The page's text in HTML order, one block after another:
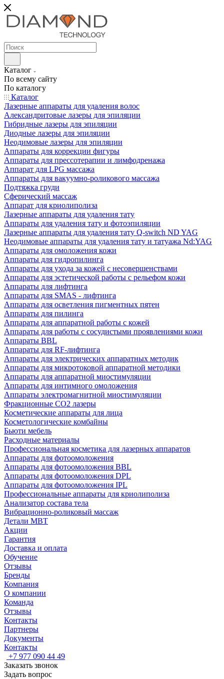
Каталог
По всему сайту
По каталогу
Каталог
Лазерные аппараты для удаления волос
Александритовые лазеры для эпиляции
Гибридные лазеры для эпиляции
Диодные лазеры для эпиляции
Неодимовые лазеры для эпиляции
Аппараты для коррекции фигуры
Аппараты для прессотерапии и лимфодренажа
Аппарат для LPG массажа
Аппараты для вакуумно-роликового массажа
Подтяжка груди
Сферический массаж
Аппарат для криолиполиза
Лазерные аппараты для удаления тату
Аппараты для удаления тату и фотоэпиляции
Лазерные аппараты для удаления тату Q-switch ND YAG
Неодимовые аппараты для удаления тату и татуажа Nd:YAG
Аппараты для омоложения кожи
Аппараты для гидропилинга
Аппараты для ухода за кожей с несовершенствами
Аппараты для эстетической работы с рельефом кожи
Аппараты для лифтинга
Аппараты для SMAS - лифтинга
Аппараты для осветления пигментных пятен
Аппараты для пилинга
Аппараты для аппаратной работы с кожей
Аппараты для работы с сосудистыми проявлениями кожи
Аппараты BBL
Аппараты для RF-лифтинга
Аппараты для электрических аппаратных методик
Аппараты для микротоковой аппаратной методики
Аппараты для аппаратной миостимуляции
Аппараты для интимного омоложения
Аппараты электромагнитной миостимуляции
Фракционные CO2 лазеры
Косметические аппараты для лица
Косметологические комбайны
Бьюти мебель
Расходные материалы
Профессиональная косметика для лазерных аппаратов
Аппараты для фотоомоложения
Аппараты для фотоомоложения BBL
Аппараты для фотоомоложения DPL
Аппараты для фотоомоложения IPL
Профессиональные аппараты для криолиполиза
Анализатор состава тела
Вибрационно-роликовый массаж
Детали MBT
Акции
Гарантия
Доставка и оплата
Обучение
Отзывы
Бренды
Компания
О компании
Команда
Отзывы
Контакты
Партнеры
Документы
Контакты
+7 977 090 44 49
Заказать звонок
Задать вопрос